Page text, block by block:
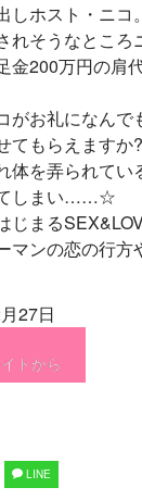
ホスト・ニコ。
れそうなところ
金200万円の肩
がお礼になんで
てもらえますか
体を弄られてい
てしまい……☆
まる
マンの恋の行方
27日
トから
LINE